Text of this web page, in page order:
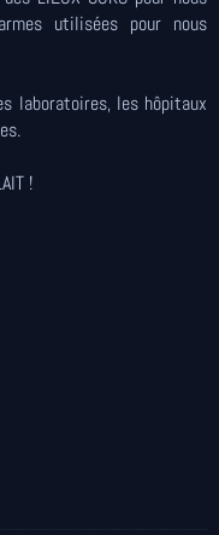
utilisées pour nous
laboratoires, les hôpitaux
!